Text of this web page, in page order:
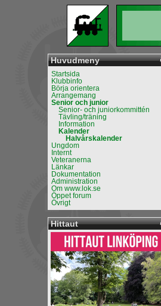
Huvudmeny
Startsida
Klubbinfo
Börja orientera
Arrangemang
Senior och junior
Senior- och juniorkommittén
Tävling/träning
Information
Kalender
Halvårskalender
Ungdom
Internt
Veteranerna
Länkar
Dokumentation
Administration
Om www.lok.se
Öppet forum
Övrigt
Hittaut